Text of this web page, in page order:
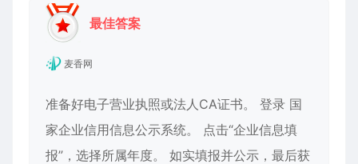
最佳答案
麦香网
准备好电子营业执照或法人CA证书。 登录 国
家企业信用信息公示系统。 点击“企业信息填
报”，选择所属年度。 如实填报并公示，最后获